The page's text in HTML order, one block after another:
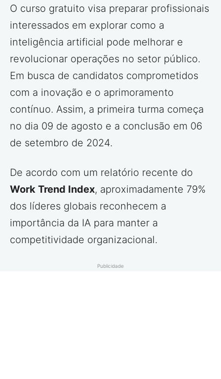
O curso gratuito visa preparar profissionais
interessados em explorar como a
inteligência artificial pode melhorar e
revolucionar operações no setor público.
Em busca de candidatos comprometidos
com a inovação e o aprimoramento
contínuo. Assim, a primeira turma começa
no dia 09 de agosto e a conclusão em 06
de setembro de 2024.
De acordo com um relatório recente do
Work Trend Index, aproximadamente 79%
dos líderes globais reconhecem a
importância da IA para manter a
competitividade organizacional.
Publicidade